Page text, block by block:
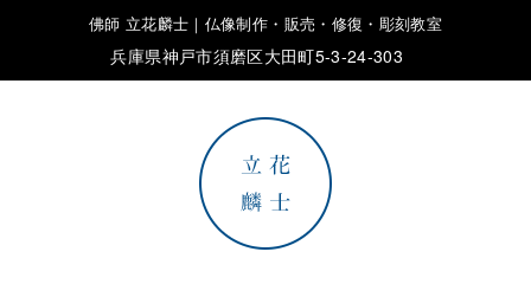
佛師 立花麟士｜仏像制作・販売・修復・彫刻教室
兵庫県神戸市須磨区大田町5-3-24-303